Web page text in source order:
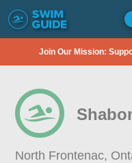
Join Our Mission:
North Frontenac,